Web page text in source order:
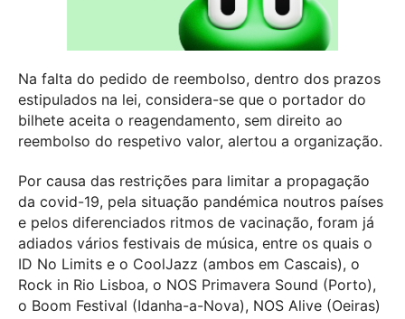
Na falta do pedido de reembolso, dentro dos prazos
estipulados na lei, considera-se que o portador do
bilhete aceita o reagendamento, sem direito ao
reembolso do respetivo valor, alertou a organização.
Por causa das restrições para limitar a propagação
da covid-19, pela situação pandémica noutros países
e pelos diferenciados ritmos de vacinação, foram já
adiados vários festivais de música, entre os quais o
ID No Limits e o CoolJazz (ambos em Cascais), o
Rock in Rio Lisboa, o NOS Primavera Sound (Porto),
o Boom Festival (Idanha-a-Nova), NOS Alive (Oeiras)